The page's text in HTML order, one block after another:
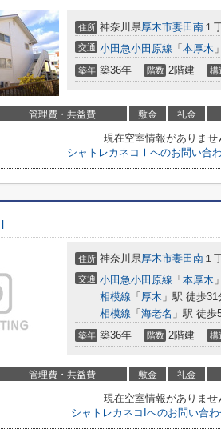
住所 神奈川県厚木市妻田南 １
交通 小田急小田原線 「 本厚木
築年 築36年 階数 2階建 構
管理費・共益費 敷金 礼金
現在空室情報がありませ
シャトレカネコⅠへのお問い合
住所 神奈川県厚木市妻田南 １
交通 小田急小田原線 「 本厚木
相模線 「 厚木 」駅 徒歩31
相模線 「 海老名 」駅 徒歩
築年 築36年 階数 2階建 構
管理費・共益費 敷金 礼金
現在空室情報がありませ
シャトレカネコIへのお問い合